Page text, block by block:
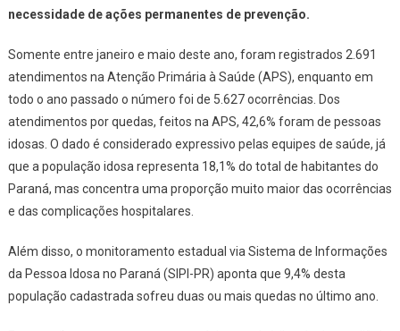
necessidade de ações permanentes de prevenção.
Somente entre janeiro e maio deste ano, foram registrados 2.691
atendimentos na Atenção Primária à Saúde (APS), enquanto em
todo o ano passado o número foi de 5.627 ocorrências. Dos
atendimentos por quedas, feitos na APS, 42,6% foram de pessoas
idosas. O dado é considerado expressivo pelas equipes de saúde, já
que a população idosa representa 18,1% do total de habitantes do
Paraná, mas concentra uma proporção muito maior das ocorrências
e das complicações hospitalares.
Além disso, o monitoramento estadual via Sistema de Informações
da Pessoa Idosa no Paraná (SIPI-PR) aponta que 9,4% desta
população cadastrada sofreu duas ou mais quedas no último ano.